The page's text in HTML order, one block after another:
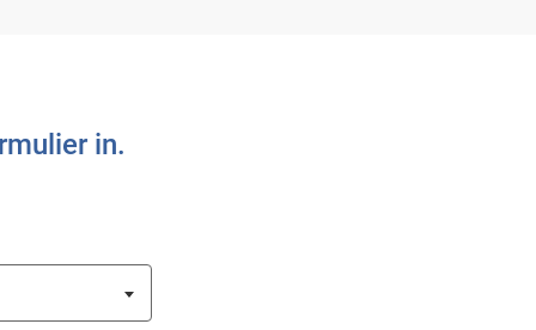
in.